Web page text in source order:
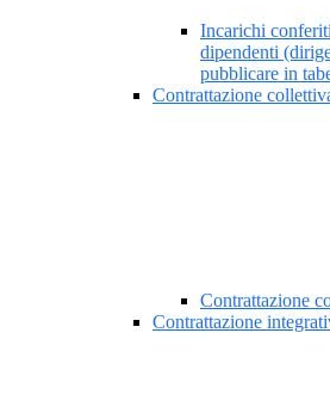
Incarichi
dipendenti
pubblicare in
Contrattazione
Contrattazione
Contrattazione